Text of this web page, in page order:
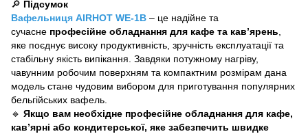
🔎 Підсумок
Вафельниця AIRHOT WE-1B – це надійне та
сучасне професійне обладнання для кафе та кав’ярень
яке поєднує високу продуктивність, зручність експлуатації та
стабільну якість випікання. Завдяки потужному нагріву,
чавунним робочим поверхням та компактним розмірам дана
модель стане чудовим вибором для приготування популярних
бельгійських вафель.
🔹 Якщо вам необхідне професійне обладнання для кафе,
кав’ярні або кондитерської, яке забезпечить швидке